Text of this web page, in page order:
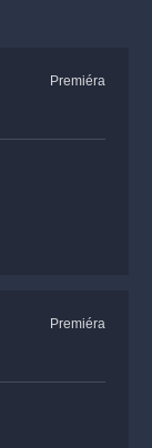
Premiéra
Premiéra